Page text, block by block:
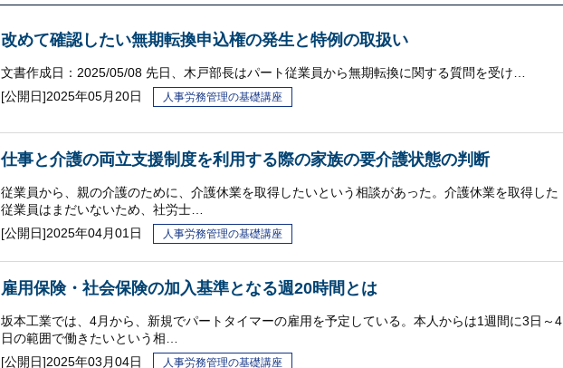
改めて確認したい無期転換申込権の発生と特例の取扱い
文書作成日：2025/05/08 先日、木戸部長はパート従業員から無期転換に関する質問を受け…
[公開日]2025年05月20日 人事労務管理の基礎講座
仕事と介護の両立支援制度を利用する際の家族の要介護状態の判断
従業員から、親の介護のために、介護休業を取得したいという相談があった。介護休業を取得した
従業員はまだいないため、社労士…
[公開日]2025年04月01日 人事労務管理の基礎講座
雇用保険・社会保険の加入基準となる週20時間とは
坂本工業では、4月から、新規でパートタイマーの雇用を予定している。本人からは1週間に3日～4
日の範囲で働きたいという相…
[公開日]2025年03月04日 人事労務管理の基礎講座